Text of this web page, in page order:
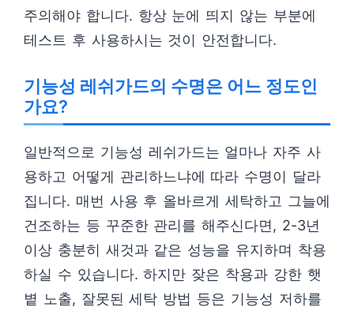
주의해야 합니다. 항상 눈에 띄지 않는 부분에
테스트 후 사용하시는 것이 안전합니다.
기능성 레쉬가드의 수명은 어느 정도인
가요?
일반적으로 기능성 레쉬가드는 얼마나 자주 사
용하고 어떻게 관리하느냐에 따라 수명이 달라
집니다. 매번 사용 후 올바르게 세탁하고 그늘에
건조하는 등 꾸준한 관리를 해주신다면, 2-3년
이상 충분히 새것과 같은 성능을 유지하며 착용
하실 수 있습니다. 하지만 잦은 착용과 강한 햇
볕 노출, 잘못된 세탁 방법 등은 기능성 저하를